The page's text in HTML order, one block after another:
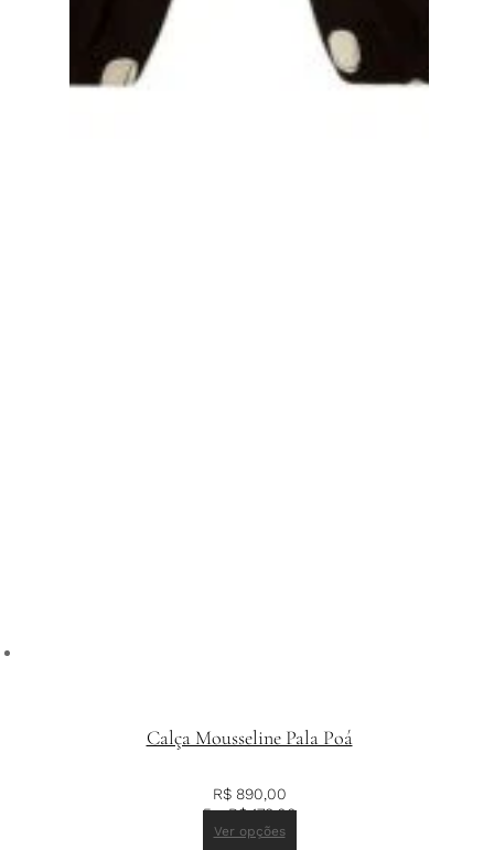
Calça Mousseline Pala Poá
R$890,00
5 xR$178,00
Ver opções